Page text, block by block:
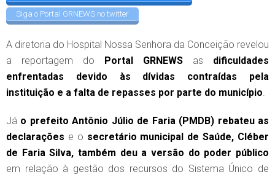
Siga o Portal GRNEWS no twitter
A diretoria do Hospital Nossa Senhora da Conceição revelou
a reportagem do Portal GRNEWS as dificuldades
enfrentadas devido às dívidas contraídas pela
instituição e a falta de repasses por parte do município.
Já o prefeito Antônio Júlio de Faria (PMDB) rebateu as
declarações e o secretário municipal de Saúde, Cléber
de Faria Silva, também deu a versão do poder público
em relação à gestão dos recursos do Sistema Único de